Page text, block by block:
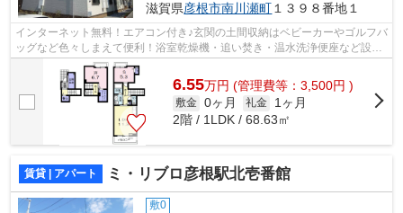
滋賀県彦根市南川瀬町１３９８番地１
インターネット無料！エアコン付き♪玄関の土間収納はベビーカーやゴルフバ
ッグなど色々しまえて便利！浴室乾燥機・追い焚き・温水洗浄便座など設備
6.55万円 (管理費等：3,500円 )
敷金 0ヶ月 礼金
1ヶ月
2階 / 1LDK / 68.63㎡
賃貸 | アパート ミ・リブロ彦根駅北壱番館
敷0